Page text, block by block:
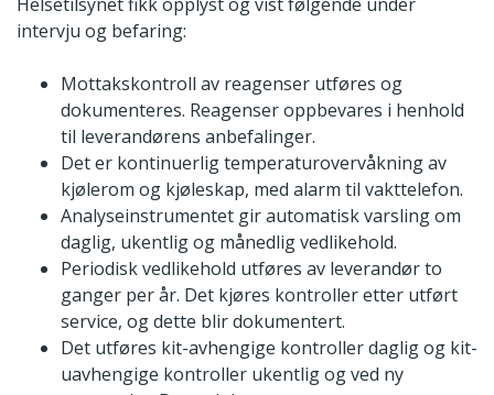
intervju og befaring:
Mottakskontroll av reagenser utføres og
dokumenteres. Reagenser oppbevares i henhold
til leverandørens anbefalinger.
Det er kontinuerlig temperaturovervåkning av
kjølerom og kjøleskap, med alarm til vakttelefon.
Analyseinstrumentet gir automatisk varsling om
daglig, ukentlig og månedlig vedlikehold.
Periodisk vedlikehold utføres av leverandør to
ganger per år. Det kjøres kontroller etter utført
service, og dette blir dokumentert.
Det utføres kit-avhengige kontroller daglig og kit-
uavhengige kontroller ukentlig og ved ny